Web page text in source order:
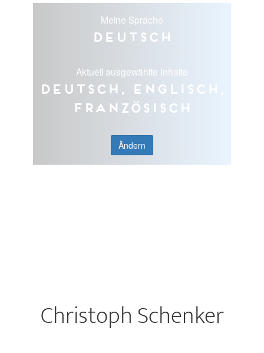
Meine Sprache
Deutsch
Aktuell ausgewählte Inhalte
Deutsch, Englisch,
Französisch
Ändern
Christoph Schenker